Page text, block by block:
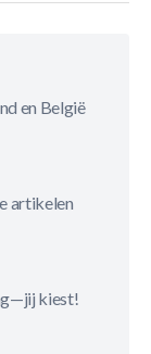
en België
artikelen
kiest!